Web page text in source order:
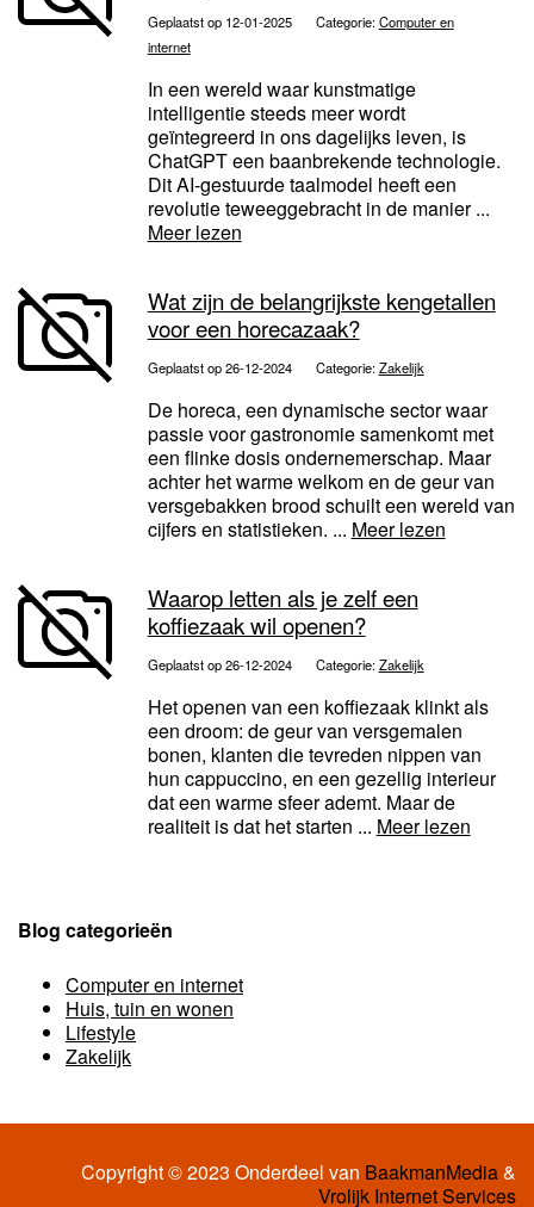
Geplaatst op 12-01-2025 Categorie:Computer en
internet
In een wereld waar kunstmatige
intelligentie steeds meer wordt
geïntegreerd in ons dagelijks leven, is
ChatGPT een baanbrekende technologie.
Dit AI-gestuurde taalmodel heeft een
revolutie teweeggebracht in de manier ...
Meer lezen
Wat zijn de belangrijkste kengetallen
voor een horecazaak?
Geplaatst op 26-12-2024 Categorie:Zakelijk
De horeca, een dynamische sector waar
passie voor gastronomie samenkomt met
een flinke dosis ondernemerschap. Maar
achter het warme welkom en de geur van
versgebakken brood schuilt een wereld van
cijfers en statistieken. ... Meer lezen
Waarop letten als je zelf een
koffiezaak wil openen?
Geplaatst op 26-12-2024 Categorie:Zakelijk
Het openen van een koffiezaak klinkt als
een droom: de geur van versgemalen
bonen, klanten die tevreden nippen van
hun cappuccino, en een gezellig interieur
dat een warme sfeer ademt. Maar de
realiteit is dat het starten ... Meer lezen
Blog categorieën
Computer en internet
Huis, tuin en wonen
Lifestyle
Zakelijk
Copyright © 2023 Onderdeel van BaakmanMedia&
Vrolijk Internet Services